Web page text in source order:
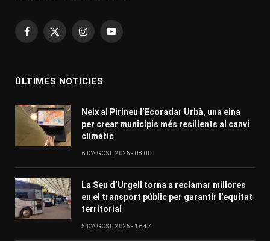
Facebook
X
InstagramYouTube
ÚLTIMES NOTÍCIES
Neix al Pirineu l’Ecoradar Urbà, una eina
per crear municipis més resilients al canvi
climàtic
6 D'AGOST, 2026 - 08:00
La Seu d’Urgell torna a reclamar millores
en el transport públic per garantir l’equitat
territorial
5 D'AGOST, 2026 - 16:47